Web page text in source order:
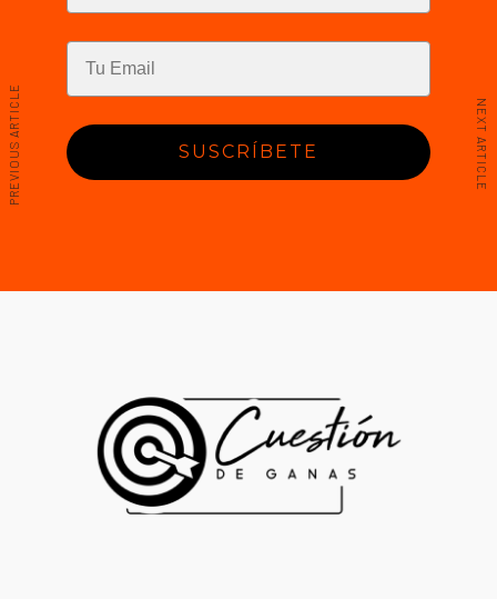
PREVIOUS ARTICLE NEXT ARTICLE
SUSCRÍBETE